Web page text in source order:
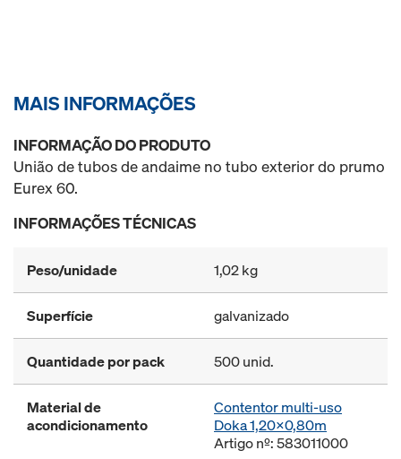
MAIS INFORMAÇÕES
INFORMAÇÃO DO PRODUTO
União de tubos de andaime no tubo exterior do prumo
Eurex 60.
INFORMAÇÕES TÉCNICAS
Peso/unidade 1,02 kg
Superfície galvanizado
Quantidade por pack 500 unid.
Material de
acondicionamento
Contentor multi-uso
Doka 1,20x0,80m
Artigo nº: 583011000